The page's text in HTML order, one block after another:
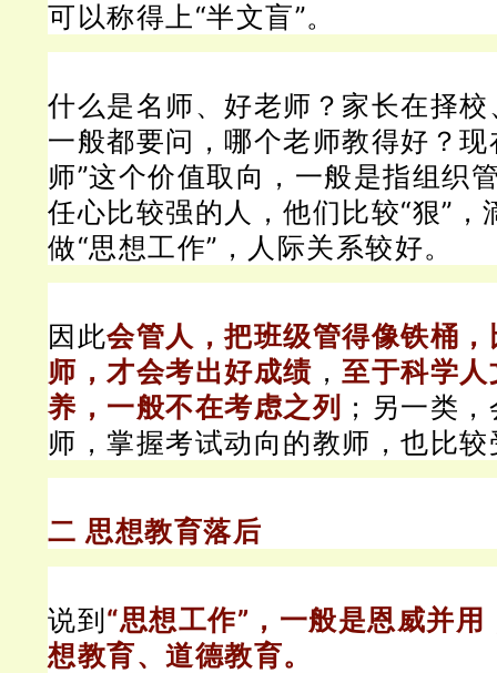
可以称得上“半文盲”。
什么是名师、好老师？ 家长在择
一般都要问，哪个老师教得好？ 现
师”这个价值取向，一般是指组织
任心比较强的人，他们比较“狠”，
做“思想工作”，人际关系较好。
因此会管人，把班级管得像铁桶
师，才会考出好成绩 ， 至于科学
养，一般不在考虑之列 ； 另一类
师，掌握考试动向的教师，也比
二 思想教育落后
说到“思想工作”，一般是恩威并
想教育、道德教育。